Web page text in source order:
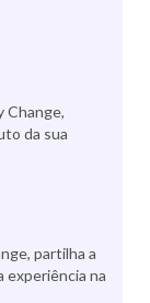
Change,
da sua
partilha a
experiência na